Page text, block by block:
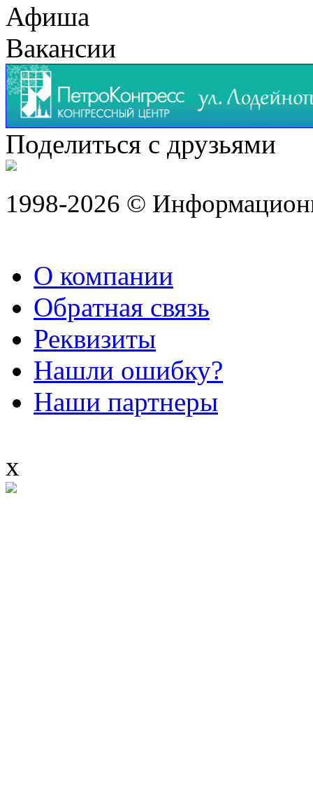
Афиша
Вакансии
Поделиться с друзьями
1998-2026 ©
О компании
Обратная связь
Реквизиты
Нашли ошибку?
Наши партнеры
x